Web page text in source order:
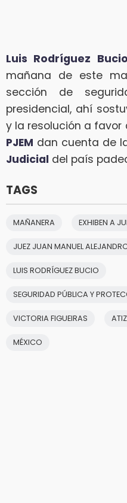
Luis Rodríguez Bucio
mañana de este
sección de
presidencial, ahí
y la resolución a
PJEM dan cuenta de
Judicial del país
TAGS
MAÑANERA EXHIBEN A
JUEZ JUAN MANUEL
LUIS RODRÍGUEZ BUCIO
SEGURIDAD PÚBLICA Y
VICTORIA FIGUEIRAS
MÉXICO